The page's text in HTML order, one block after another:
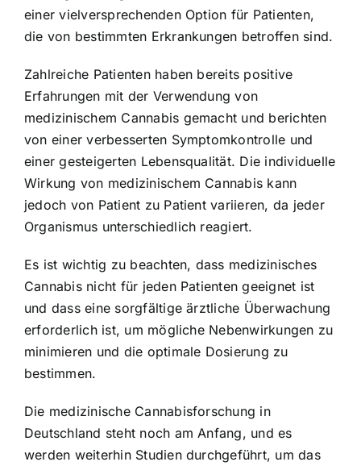
einer vielversprechenden Option für Patienten,
die von bestimmten Erkrankungen betroffen sind.
Zahlreiche Patienten haben bereits positive
Erfahrungen mit der Verwendung von
medizinischem Cannabis gemacht und berichten
von einer verbesserten Symptomkontrolle und
einer gesteigerten Lebensqualität. Die individuelle
Wirkung von medizinischem Cannabis kann
jedoch von Patient zu Patient variieren, da jeder
Organismus unterschiedlich reagiert.
Es ist wichtig zu beachten, dass medizinisches
Cannabis nicht für jeden Patienten geeignet ist
und dass eine sorgfältige ärztliche Überwachung
erforderlich ist, um mögliche Nebenwirkungen zu
minimieren und die optimale Dosierung zu
bestimmen.
Die medizinische Cannabisforschung in
Deutschland steht noch am Anfang, und es
werden weiterhin Studien durchgeführt, um das